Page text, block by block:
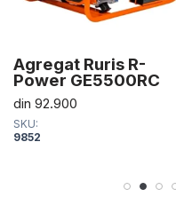
Agregat Ruris R-
Power GE5500RC
din 92.900
SKU:
9852